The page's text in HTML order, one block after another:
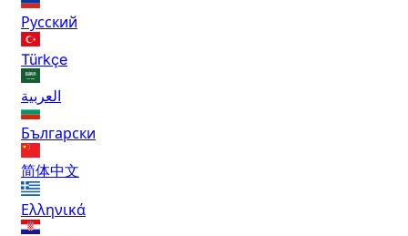
Русский
Türkçe
العربية
Български
简体中文
Ελληνικά